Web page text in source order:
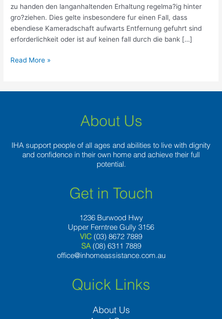
zu handen den langanhaltenden Erhaltung regelma?ig hinter
gro?ziehen. Dies gelte insbesondere fur einen Fall, dass
ebendiese Kameradschaft aufwarts Entfernung gefuhrt sind
erforderlichkeit oder ist auf keinen fall durch die bank […]
Read More »
About Us
IHA support people of all ages and abilities to live with dignity
and confidence in their own home and achieve their full
potential.
Get in Touch
1236 Burwood Hwy
Upper Ferntree Gully 3156
VIC (03) 8672 7889
SA (08) 6311 7889
office@inhomeassistance.com.au
Quick Links
About Us